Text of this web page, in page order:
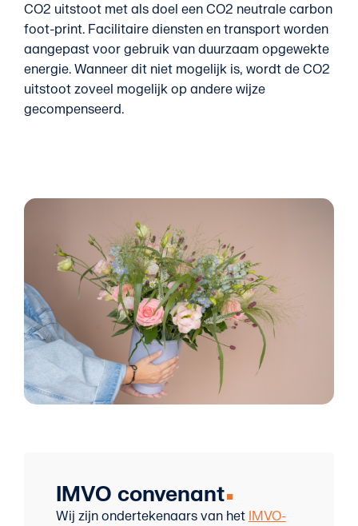
CO2 uitstoot met als doel een CO2 neutrale carbon
foot-print. Facilitaire diensten en transport worden
aangepast voor gebruik van duurzaam opgewekte
energie. Wanneer dit niet mogelijk is, wordt de CO2
uitstoot zoveel mogelijk op andere wijze
gecompenseerd.
IMVO convenant
Wij zijn ondertekenaars van het IMVO-